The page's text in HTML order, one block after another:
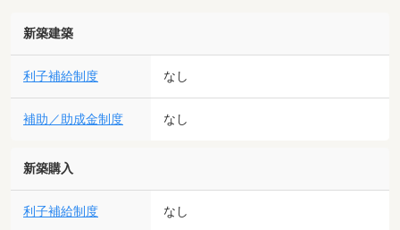
新築建築
利子補給制度 なし
補助／助成金制度 なし
新築購入
利子補給制度 なし